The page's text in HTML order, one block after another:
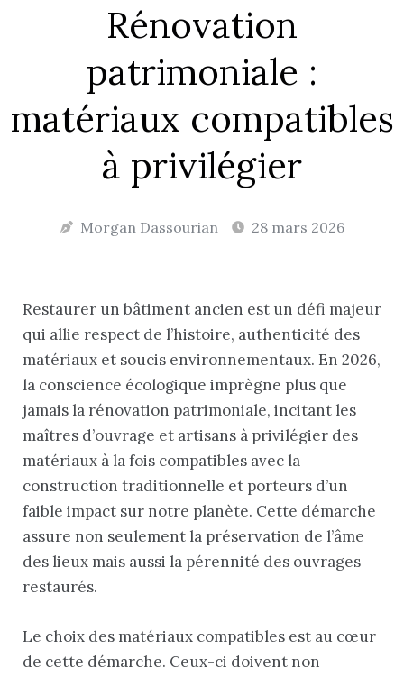
Rénovation
patrimoniale :
matériaux compatibles
à privilégier
Morgan Dassourian 28 mars 2026
Restaurer un bâtiment ancien est un défi majeur
qui allie respect de l’histoire, authenticité des
matériaux et soucis environnementaux. En 2026,
la conscience écologique imprègne plus que
jamais la rénovation patrimoniale, incitant les
maîtres d’ouvrage et artisans à privilégier des
matériaux à la fois compatibles avec la
construction traditionnelle et porteurs d’un
faible impact sur notre planète. Cette démarche
assure non seulement la préservation de l’âme
des lieux mais aussi la pérennité des ouvrages
restaurés.
Le choix des matériaux compatibles est au cœur
de cette démarche. Ceux-ci doivent non